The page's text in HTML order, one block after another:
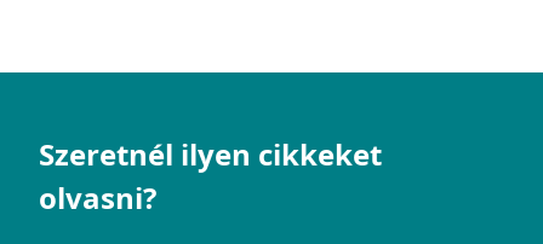
Szeretnél ilyen cikkeket
olvasni?